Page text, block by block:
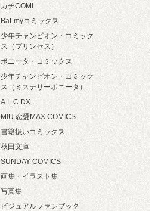
カチCOMI
BaLmyコミックス
少年チャンピオン・コミック
ス（プリンセス）
ボニータ・コミックス
少年チャンピオン・コミック
ス（ミステリーボニータ）
A.L.C.DX
MIU 恋愛MAX COMICS
書籍扱いコミックス
秋田文庫
SUNDAY COMICS
画集・イラスト集
写真集
ビジュアルファンブック